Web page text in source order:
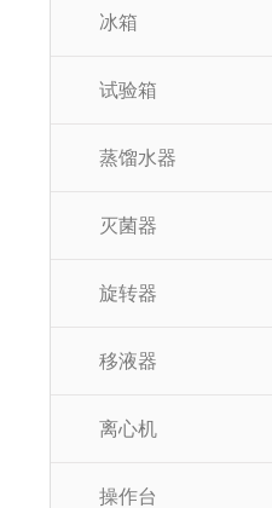
冰箱
试验箱
蒸馏水器
灭菌器
旋转器
移液器
离心机
操作台